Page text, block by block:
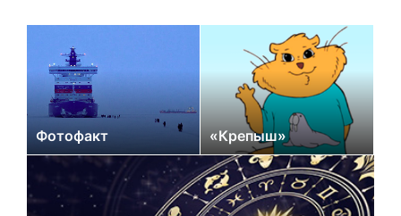
Фотофакт «Крепыш»